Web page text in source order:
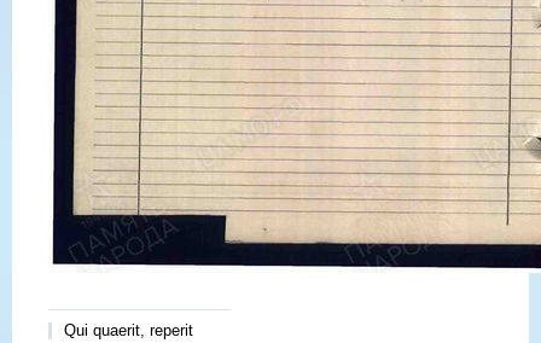
Qui quaerit, reperit